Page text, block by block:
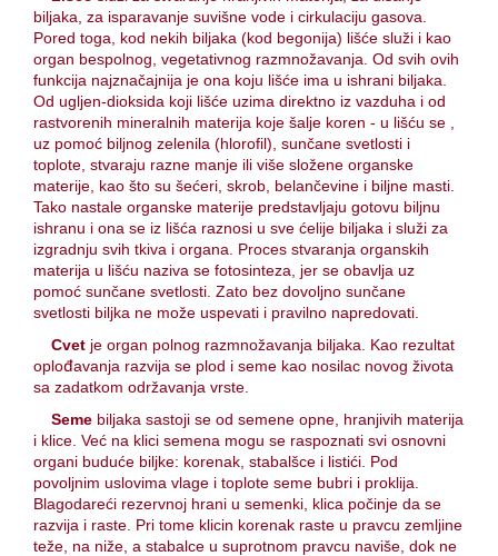
biljaka, za isparavanje suvišne vode i cirkulaciju gasova.
Pored toga, kod nekih biljaka (kod begonija) lišće služi i kao
organ bespolnog, vegetativnog razmnožavanja. Od svih ovih
funkcija najznačajnija je ona koju lišće ima u ishrani biljaka.
Od ugljen-dioksida koji lišće uzima direktno iz vazduha i od
rastvorenih mineralnih materija koje šalje koren - u lišću se ,
uz pomoć biljnog zelenila (hlorofil), sunčane svetlosti i
toplote, stvaraju razne manje ili više složene organske
materije, kao što su šećeri, skrob, belančevine i biljne masti.
Tako nastale organske materije predstavljaju gotovu biljnu
ishranu i ona se iz lišća raznosi u sve ćelije biljaka i služi za
izgradnju svih tkiva i organa. Proces stvaranja organskih
materija u lišću naziva se fotosinteza, jer se obavlja uz
pomoć sunčane svetlosti. Zato bez dovoljno sunčane
svetlosti biljka ne može uspevati i pravilno napredovati.
Cvet je organ polnog razmnožavanja biljaka. Kao rezultat
oplođavanja razvija se plod i seme kao nosilac novog života
sa zadatkom održavanja vrste.
Seme biljaka sastoji se od semene opne, hranjivih materija
i klice. Već na klici semena mogu se raspoznati svi osnovni
organi buduće biljke: korenak, stabalšce i listići. Pod
povoljnim uslovima vlage i toplote seme bubri i proklija.
Blagodareći rezervnoj hrani u semenki, klica počinje da se
razvija i raste. Pri tome klicin korenak raste u pravcu zemljine
teže, na niže, a stabalce u suprotnom pravcu naviše, dok ne